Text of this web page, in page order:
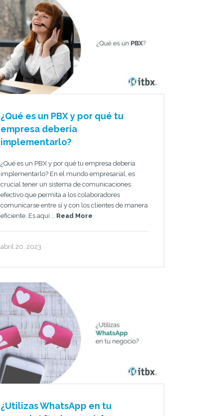
¿Qué es un PBX y por qué tu
empresa debería
implementarlo?
¿Qué es un PBX y por qué tu empresa debería
implementarlo? En el mundo empresarial, es
crucial tener un sistema de comunicaciones
efectivo que permita a los colaboradores
comunicarse entre sí y con los clientes de manera
eficiente. Es aquí … Read More
abril 20, 2023
¿Utilizas WhatsApp en tu